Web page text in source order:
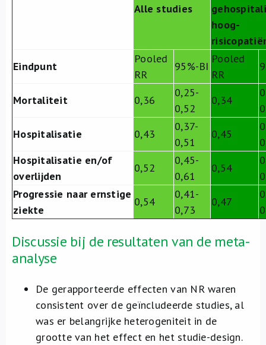
Alle studies
hoog-
Eindpunt
Pooled
RR
95%-BI
Pooled
RR
Mortaliteit 0,36
0,25-
0,52
0,34
Hospitalisatie
0,43
0,37-
0,51
0,45
Hospitalisatie en/of
overlijden
0,52
0,45-
0,61
0,54
Progressie naar ernstige
ziekte
0,54
0,41-
0,73
0,47
Discussie bij de resultaten van de meta-
analyse
De gerapporteerde effecten van NR waren
consistent over de geïncludeerde studies, al
was er belangrijke heterogeniteit in de
grootte van het effect en het studie-design.